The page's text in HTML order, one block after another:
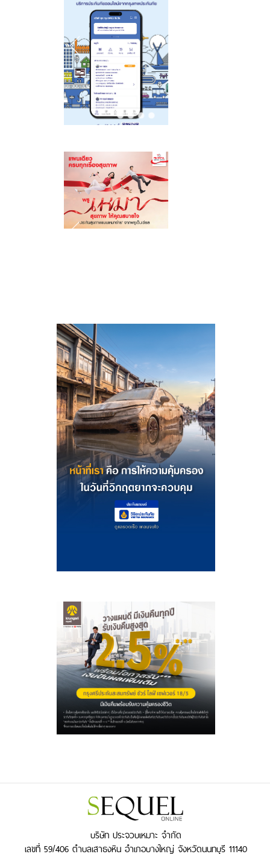
บริษัท ประจวบเหมาะ จำกัด
เลขที่ 59/406 ตำบลเสาธงหิน อำเภอบางใหญ่ จังหวัดนนทบุรี 11140